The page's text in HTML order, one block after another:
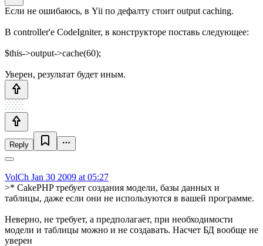
Если не ошибаюсь, в Yii по дефалту стоит output caching.
В controller'e CodeIgniter, в конструкторе поставь следующее:
$this->output->cache(60);
Уверен, результат будет иным.
Reply
VolCh Jan 30 2009 at 05:27
>* CakePHP требует создания модели, базы данных и
таблицы, даже если они не используются в вашей программе.
Неверно, не требует, а предполагает, при необходимости
модели и таблицы можно и не создавать. Насчет БД вообще не
уверен